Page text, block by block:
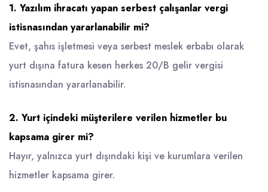
1. Yazılım ihracatı yapan serbest çalışanlar vergi
istisnasından yararlanabilir mi?
Evet, şahıs işletmesi veya serbest meslek erbabı olarak
yurt dışına fatura kesen herkes 20/B gelir vergisi
istisnasından yararlanabilir.
2. Yurt içindeki müşterilere verilen hizmetler bu
kapsama girer mi?
Hayır, yalnızca yurt dışındaki kişi ve kurumlara verilen
hizmetler kapsama girer.